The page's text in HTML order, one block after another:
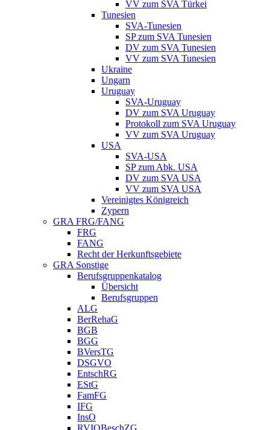
VV zum SVA Türkei
Tunesien
SVA-Tunesien
SP zum SVA Tunesien
DV zum SVA Tunesien
VV zum SVA Tunesien
Ukraine
Ungarn
Uruguay
SVA-Uruguay
DV zum SVA Uruguay
Protokoll zum SVA Uruguay
VV zum SVA Uruguay
USA
SVA-USA
SP zum Abk. USA
DV zum SVA USA
VV zum SVA USA
Vereinigtes Königreich
Zypern
GRA FRG/FANG
FRG
FANG
Recht der Herkunftsgebiete
GRA Sonstige
Berufsgruppenkatalog
Übersicht
Berufsgruppen
ALG
BerRehaG
BGB
BGG
BVersTG
DSGVO
EntschRG
EStG
FamFG
IFG
InsO
RVIOBeschZG